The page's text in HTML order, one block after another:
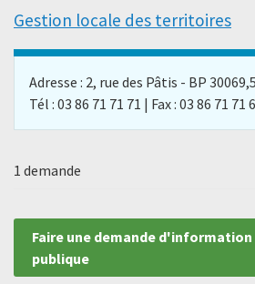
Gestion locale des territoires
Adresse : 2, rue des Pâtis - BP
Tél : 03 86 71 71 71 | Fax : 03 86 71 71
1 demande
Faire une demande
publique